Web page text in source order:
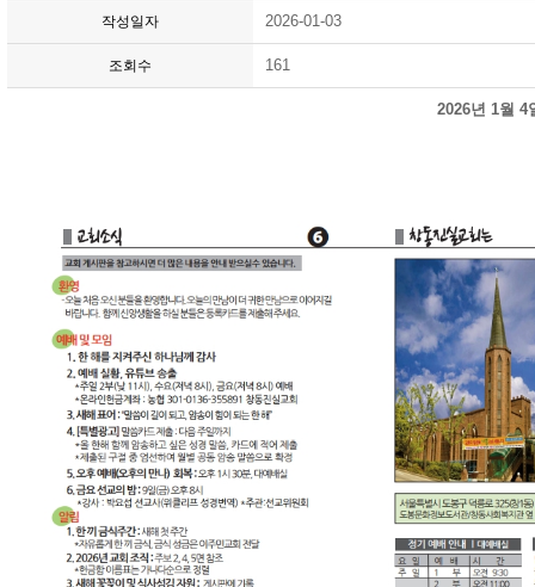
작성일자 2026-01-03
조회수 161
2026년 1월 4